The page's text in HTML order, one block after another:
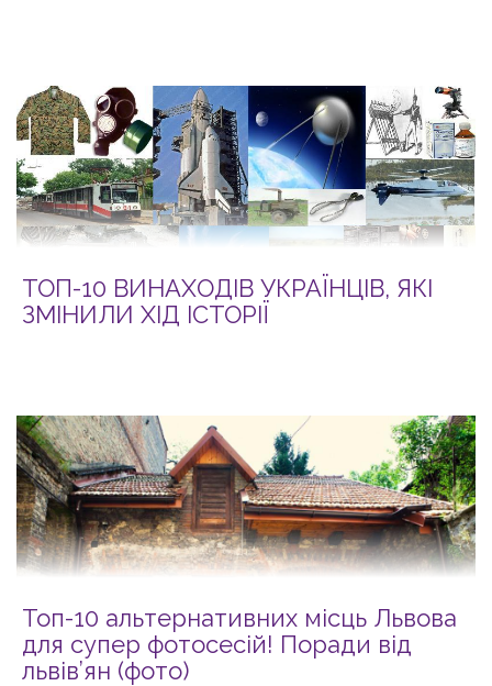
ТОП-10 ВИНАХОДІВ УКРАЇНЦІВ, ЯКІ
ЗМІНИЛИ ХІД ІСТОРІЇ
Топ-10 альтернативних місць Львова
для супер фотосесій! Поради від
львів’ян (фото)